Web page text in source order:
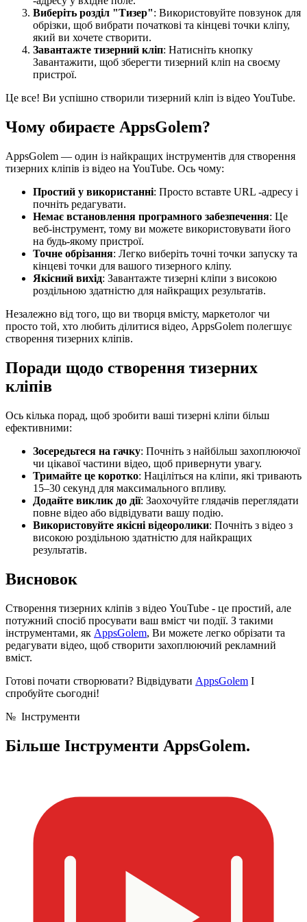
Виберіть розділ "Тизер": Використовуйте повзунок для
обрізки, щоб вибрати початкові та кінцеві точки кліпу,
який ви хочете створити.
Завантажте тизерний кліп: Натисніть кнопку
Завантажити, щоб зберегти тизерний кліп на своєму
пристрої.
Це все! Ви успішно створили тизерний кліп із відео YouTube.
Чому обираєте AppsGolem?
AppsGolem — один із найкращих інструментів для створення
тизерних кліпів із відео на YouTube. Ось чому:
Простий у використанні: Просто вставте URL -адресу і
почніть редагувати.
Немає встановлення програмного забезпечення: Це
веб-інструмент, тому ви можете використовувати його
на будь-якому пристрої.
Точне обрізання: Легко виберіть точні точки запуску та
кінцеві точки для вашого тизерного кліпу.
Якісний вихід: Завантажте тизерні кліпи з високою
роздільною здатністю для найкращих результатів.
Незалежно від того, що ви творця вмісту, маркетолог чи
просто той, хто любить ділитися відео, AppsGolem полегшує
створення тизерних кліпів.
Поради щодо створення тизерних
кліпів
Ось кілька порад, щоб зробити ваші тизерні кліпи більш
ефективними:
Зосередьтеся на гачку: Почніть з найбільш захоплюючої
чи цікавої частини відео, щоб привернути увагу.
Тримайте це коротко: Націліться на кліпи, які тривають
15–30 секунд для максимального впливу.
Додайте виклик до дії: Заохочуйте глядачів переглядати
повне відео або відвідувати вашу подію.
Використовуйте якісні відеоролики: Почніть з відео з
високою роздільною здатністю для найкращих
результатів.
Висновок
Створення тизерних кліпів з відео YouTube - це простий, але
потужний спосіб просувати ваш вміст чи події. З такими
інструментами, як AppsGolem, Ви можете легко обрізати та
редагувати відео, щоб створити захоплюючий рекламний
вміст.
Готові почати створювати? Відвідувати AppsGolem І
спробуйте сьогодні!
№ Інструменти
Більше Інструменти AppsGolem.